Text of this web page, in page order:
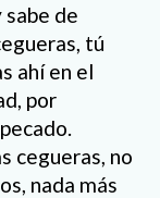
de
tú
ahí en el
por
cegueras, no
nada más